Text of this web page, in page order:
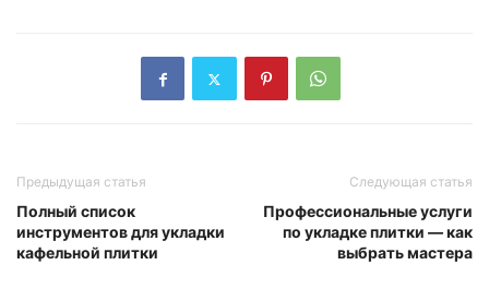
Предыдущая статья
Полный список
инструментов для укладки
кафельной плитки
Следующая статья
Профессиональные услуги
по укладке плитки — как
выбрать мастера